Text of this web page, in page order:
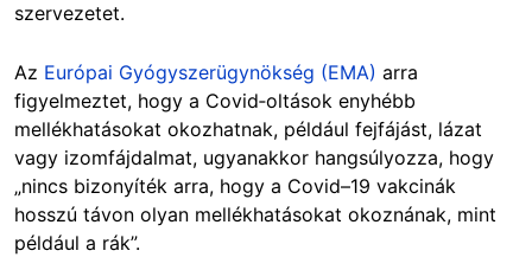
szervezetet.
Az Európai Gyógyszerügynökség (EMA) arra
figyelmeztet, hogy a Covid‑oltások enyhébb
mellékhatásokat okozhatnak, például fejfájást, lázat
vagy izomfájdalmat, ugyanakkor hangsúlyozza, hogy
„nincs bizonyíték arra, hogy a Covid–19 vakcinák
hosszú távon olyan mellékhatásokat okoznának, mint
például a rák”.